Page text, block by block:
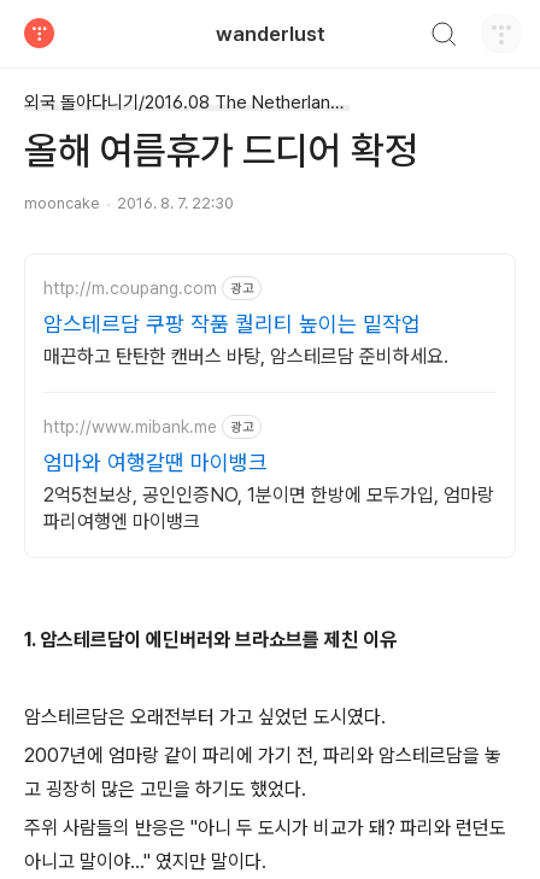
wanderlust
외국 돌아다니기/2016.08 The Netherlands
올해 여름휴가 드디어 확정
mooncake 2016. 8. 7. 22:30
http://m.coupang.com 광고
암스테르담 쿠팡 작품 퀄리티 높이는 밑작업
매끈하고 탄탄한 캔버스 바탕, 암스테르담 준비하세요.
http://www.mibank.me 광고
엄마와 여행갈땐 마이뱅크
2억5천보상, 공인인증NO, 1분이면 한방에 모두가입, 엄마랑
파리여행엔 마이뱅크
1. 암스테르담이 에딘버러와 브라쇼브를 제친 이유
암스테르담은 오래전부터 가고 싶었던 도시였다.
2007년에 엄마랑 같이 파리에 가기 전, 파리와 암스테르담을 놓
고 굉장히 많은 고민을 하기도 했었다.
주위 사람들의 반응은 "아니 두 도시가 비교가 돼? 파리와 런던도
아니고 말이야..." 였지만 말이다.